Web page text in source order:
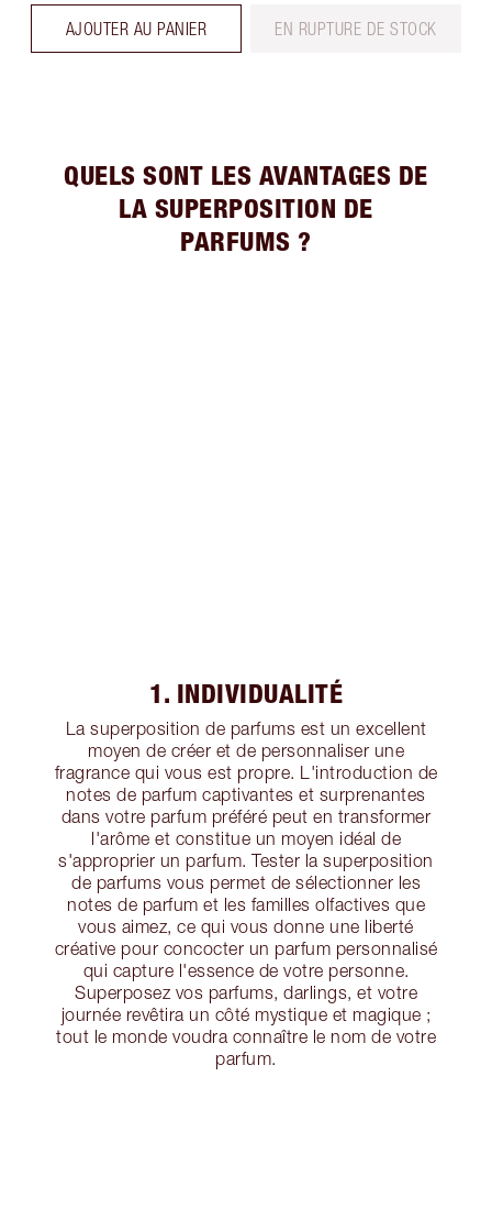
AJOUTER AU PANIER EN RUPTURE DE STOCK
QUELS SONT LES AVANTAGES DE
LA SUPERPOSITION DE
PARFUMS ?
1. INDIVIDUALITÉ
La superposition de parfums est un excellent
moyen de créer et de personnaliser une
fragrance qui vous est propre. L'introduction de
notes de parfum captivantes et surprenantes
dans votre parfum préféré peut en transformer
l'arôme et constitue un moyen idéal de
s'approprier un parfum. Tester la superposition
de parfums vous permet de sélectionner les
notes de parfum et les familles olfactives que
vous aimez, ce qui vous donne une liberté
créative pour concocter un parfum personnalisé
qui capture l'essence de votre personne.
Superposez vos parfums, darlings, et votre
journée revêtira un côté mystique et magique ;
tout le monde voudra connaître le nom de votre
parfum.